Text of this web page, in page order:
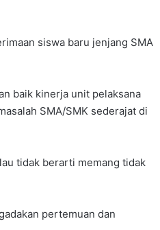
siswa baru jenjang SMA
baik kinerja unit pelaksana
SMA/SMK sederajat di
tidak berarti memang tidak
pertemuan dan